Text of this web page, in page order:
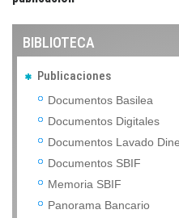
BIBLIOTECA
Publicaciones
Documentos Basilea
Documentos Digitales
Documentos Lavado
Documentos SBIF
Memoria SBIF
Panorama Bancario